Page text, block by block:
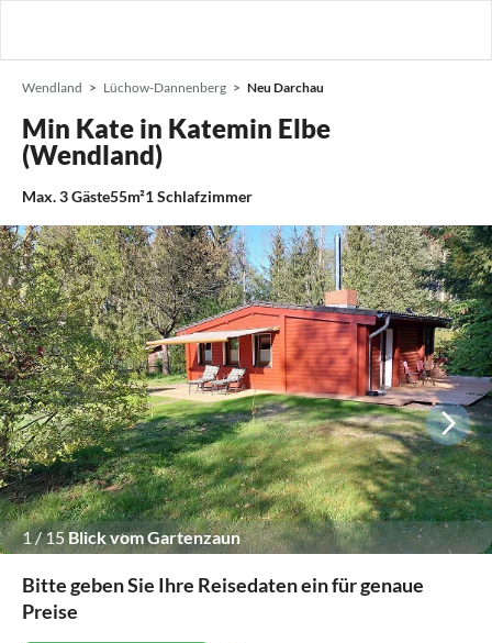
Wendland Lüchow-Dannenberg Neu Darchau
Min Kate in Katemin Elbe
(Wendland)
Max.3Gäste55m²1Schlafzimmer
1/15Blick vom Gartenzaun
Bitte geben Sie Ihre Reisedaten ein für genaue
Preise